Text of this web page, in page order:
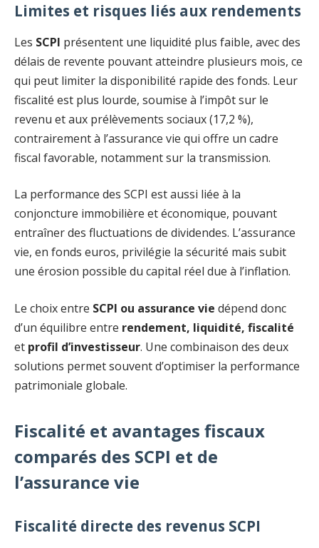
Limites et risques liés aux rendements
Les SCPI présentent une liquidité plus faible, avec des
délais de revente pouvant atteindre plusieurs mois, ce
qui peut limiter la disponibilité rapide des fonds. Leur
fiscalité est plus lourde, soumise à l’impôt sur le
revenu et aux prélèvements sociaux (17,2 %),
contrairement à l’assurance vie qui offre un cadre
fiscal favorable, notamment sur la transmission.
La performance des SCPI est aussi liée à la
conjoncture immobilière et économique, pouvant
entraîner des fluctuations de dividendes. L’assurance
vie, en fonds euros, privilégie la sécurité mais subit
une érosion possible du capital réel due à l’inflation.
Le choix entre SCPI ou assurance vie dépend donc
d’un équilibre entre rendement, liquidité, fiscalité
et profil d’investisseur. Une combinaison des deux
solutions permet souvent d’optimiser la performance
patrimoniale globale.
Fiscalité et avantages fiscaux
comparés des SCPI et de
l’assurance vie
Fiscalité directe des revenus SCPI